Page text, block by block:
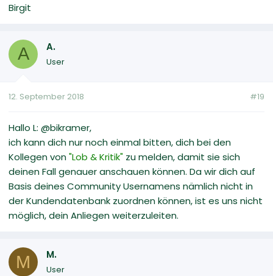
Birgit
A A.
User
12. September 2018 #19
Hallo L: @bikramer,
ich kann dich nur noch einmal bitten, dich bei den
Kollegen von"Lob & Kritik" zu melden, damit sie sich
deinen Fall genauer anschauen können. Da wir dich auf
Basis deines Community Usernamens nämlich nicht in
der Kundendatenbank zuordnen können, ist es uns nicht
möglich, dein Anliegen weiterzuleiten.
M M.
User